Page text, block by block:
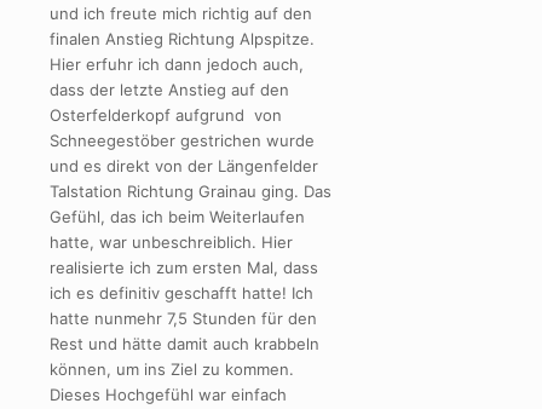
und ich freute mich richtig auf den
finalen Anstieg Richtung Alpspitze.
Hier erfuhr ich dann jedoch auch,
dass der letzte Anstieg auf den
Osterfelderkopf aufgrund von
Schneegestöber gestrichen wurde
und es direkt von der Längenfelder
Talstation Richtung Grainau ging. Das
Gefühl, das ich beim Weiterlaufen
hatte, war unbeschreiblich. Hier
realisierte ich zum ersten Mal, dass
ich es definitiv geschafft hatte! Ich
hatte nunmehr 7,5 Stunden für den
Rest und hätte damit auch krabbeln
können, um ins Ziel zu kommen.
Dieses Hochgefühl war einfach